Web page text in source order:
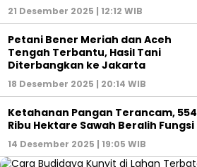
21 Desember 2025 | 12:12 WIB
Petani Bener Meriah dan Aceh
Tengah Terbantu, Hasil Tani
Diterbangkan ke Jakarta
18 Desember 2025 | 20:14 WIB
Ketahanan Pangan Terancam, 554
Ribu Hektare Sawah Beralih Fungsi
14 Desember 2025 | 19:05 WIB